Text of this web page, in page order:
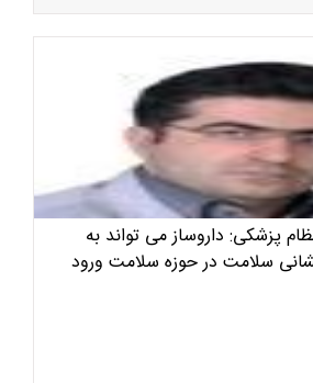
پزشکی: داروساز می تواند به
سلامت در حوزه سلامت ورود